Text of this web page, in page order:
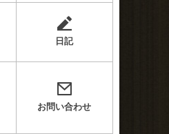
日記
お問い合わせ